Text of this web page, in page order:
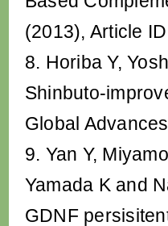
(2013), Article
8. Horiba Y,
Shinbuto-
Global
9. Yan Y,
Yamada K and
GDNF